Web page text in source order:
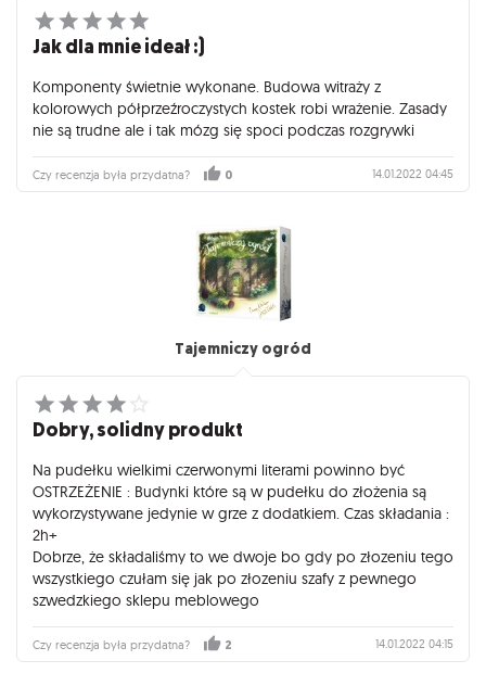
Jak dla mnie ideał :)
Komponenty świetnie wykonane. Budowa witraży z
kolorowych półprzeźroczystych kostek robi wrażenie. Zasady
nie są trudne ale i tak mózg się spoci podczas rozgrywki
Czy recenzja była przydatna? 0 14.01.2022 04:45
Tajemniczy ogród
Dobry, solidny produkt
Na pudełku wielkimi czerwonymi literami powinno być
OSTRZEŻENIE : Budynki które są w pudełku do złożenia są
wykorzystywane jedynie w grze z dodatkiem. Czas składania :
2h+
Dobrze, że składaliśmy to we dwoje bo gdy po złozeniu tego
wszystkiego czułam się jak po złozeniu szafy z pewnego
szwedzkiego sklepu meblowego
Czy recenzja była przydatna? 2 14.01.2022 04:15